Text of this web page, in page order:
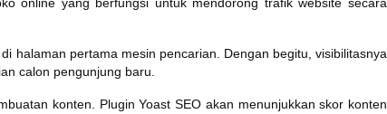
halaman pertama mesin pencarian. Dengan begitu, visibilitasnya
calon pengunjung baru.
konten. Plugin Yoast SEO akan menunjukkan skor konten